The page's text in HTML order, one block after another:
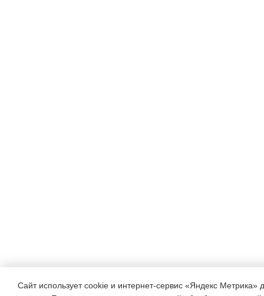
Сайт использует cookie и интернет-сервис «Яндекс Метрика»